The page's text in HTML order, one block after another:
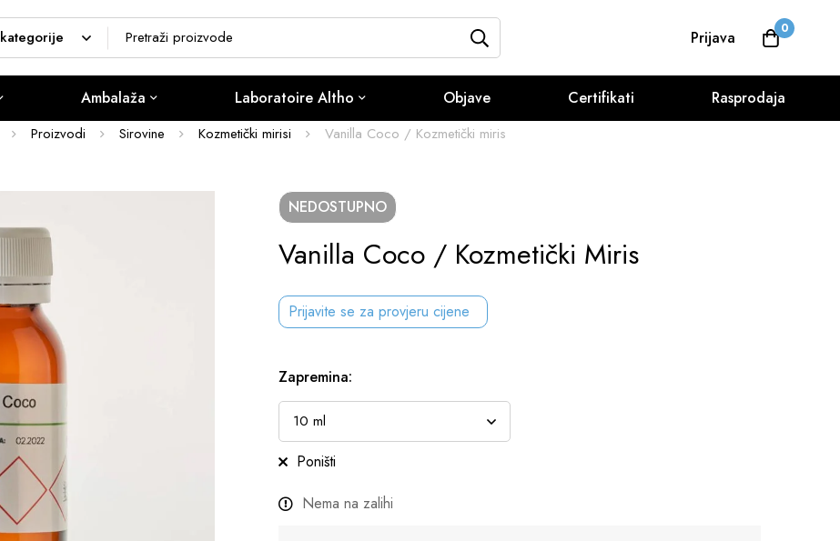
Prijava 0
Ambalaža Laboratoire Altho Objave Certifikati Rasprodaja
Proizvodi Sirovine Kozmetički mirisi Vanilla Coco / Kozmetički miris
NEDOSTUPNO
Vanilla Coco / Kozmetički Miris
Prijavite se za provjeru cijene
Zapremina:
Poništi
Nema na zalihi